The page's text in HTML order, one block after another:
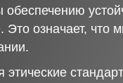
Это означает,
этические